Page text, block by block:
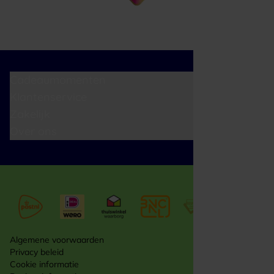
Algemene voorwaarden
Privacy beleid
Cookie informatie